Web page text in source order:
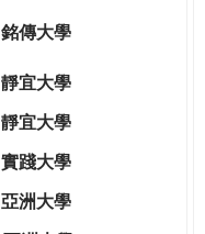
銘傳大學
靜宜大學
靜宜大學
實踐大學
亞洲大學